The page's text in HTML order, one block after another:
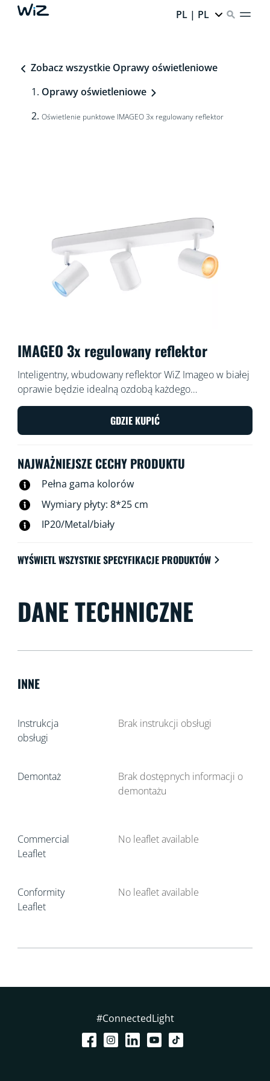
PL | PL
Zobacz wszystkie Oprawy oświetleniowe
Oprawy oświetleniowe
Oświetlenie punktowe IMAGEO 3x regulowany reflektor
IMAGEO 3x regulowany reflektor
Inteligentny, wbudowany reflektor WiZ Imageo w białej
oprawie będzie idealną ozdobą każdego
pomieszczenia dzięki trzem regulowanym punktom
świetlnym i inteligentnemu oświetleniu kolorowemu.
Możesz nim sterować za pomocą aplikacji WiZ lub
GDZIE KUPIĆ
NAJWAŻNIEJSZE CECHY PRODUKTU
Pełna gama kolorów
Wymiary płyty: 8*25 cm
IP20/Metal/biały
WYŚWIETL WSZYSTKIE SPECYFIKACJE PRODUKTÓW
DANE TECHNICZNE
INNE
Instrukcja
obsługi
Brak instrukcji obsługi
Demontaż
Brak dostępnych informacji o
demontażu
Commercial
Leaflet
No leaflet available
Conformity
Leaflet
No leaflet available
#ConnectedLight